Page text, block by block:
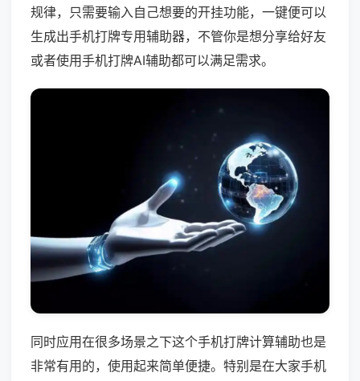
规律，只需要输入自己想要的开挂功能，一键便可以
生成出手机打牌专用辅助器，不管你是想分享给好友
或者使用手机打牌AI辅助都可以满足需求。
同时应用在很多场景之下这个手机打牌计算辅助也是
非常有用的，使用起来简单便捷。特别是在大家手机